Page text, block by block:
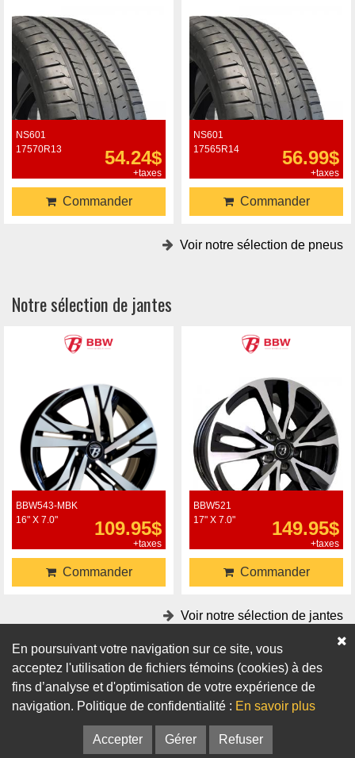
NS601
17570R13
54.24$
+taxes
Commander
NS601
17565R14
56.99$
+taxes
Commander
Voir notre sélection de pneus
Notre sélection de jantes
BBW543-MBK
16" X 7.0"
109.95$
+taxes
Commander
BBW521
17" X 7.0"
149.95$
+taxes
Commander
Voir notre sélection de jantes
Accessoires
Adaptateurs Bagues de centrage
En poursuivant votre navigation sur ce site, vous
acceptez l'utilisation de fichiers témoins (cookies) à des
fins d’analyse et d'optimisation de votre expérience de
navigation. Politique de confidentialité : En savoir plus
Accepter Gérer Refuser